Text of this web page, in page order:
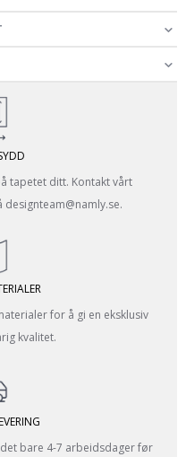
tapetet ditt. Kontakt vårt
for å gi en eksklusiv
kvalitet.
bare 4-7 arbeidsdager før